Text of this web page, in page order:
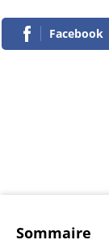
Facebook
Sommaire